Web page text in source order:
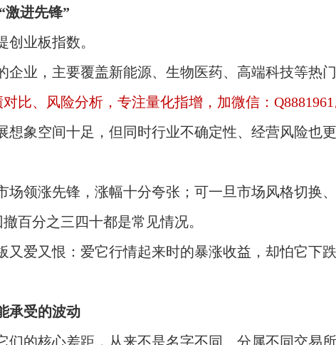
激进先锋”
业板指数。
业，主要覆盖新能源、生物医药、高端科技等热门
比、风险分析，专注量化指增，加微信：Q8881961
想象空间十足，但同时行业不确定性、经营风险也
场领涨先锋，涨幅十分夸张；可一旦市场风格切换
百分之三四十都是常见情况。
又爱又恨：爱它行情起来时的暴涨收益，却怕它下
承受的波动
们的核心差距，从来不是名字不同、分属不同交易